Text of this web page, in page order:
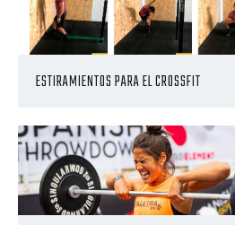
ESTIRAMIENTOS PARA EL CROSSFIT